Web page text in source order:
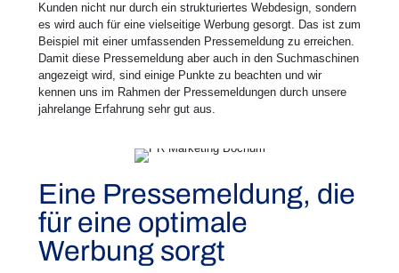
Kunden nicht nur durch ein strukturiertes Webdesign, sondern
es wird auch für eine vielseitige Werbung gesorgt. Das ist zum
Beispiel mit einer umfassenden Pressemeldung zu erreichen.
Damit diese Pressemeldung aber auch in den Suchmaschinen
angezeigt wird, sind einige Punkte zu beachten und wir
kennen uns im Rahmen der Pressemeldungen durch unsere
jahrelange Erfahrung sehr gut aus.
Eine Pressemeldung, die
für eine optimale
Werbung sorgt